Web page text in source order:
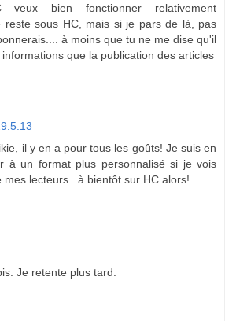
bien fonctionner relativement
reste sous HC, mais si je pars de là, pas
à moins que tu ne me dise qu'il
que la publication des articles
il y en a pour tous les goûts! Je suis en
à un format plus personnalisé si je vois
mes lecteurs...à bientôt sur HC alors!
Je retente plus tard.